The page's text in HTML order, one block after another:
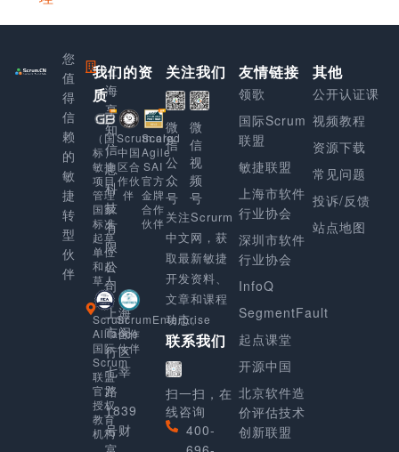
您
值
得
信
赖
的
敏
捷
转
型
伙
伴
上
海
享
知
信
息
科
技
有
限
公
司
上海
市闵
行区
七莘
路
1839
号财
我们的资
质
（国
标）
敏捷
项目
管理
国家
标准
起草
单位
和起
草人
Scrum.org
中国
区合
作伙
伴
Scaled
Agile
SAI
官方
金牌
合作
伙伴
Scrum
Alliance
国际
Scrum
联盟
官方
授权
教育
机构
ScrumEnterprise
合作
伙伴
关注我们
微
信
公
众
号
微
信
视
频
号
关注Scrurm
中文网，获
取最新敏捷
开发资料、
文章和课程
动态。
联系我们
扫一扫，在
线咨询
400-
友情链接
领歌
国际Scrum
联盟
敏捷联盟
上海市软件
行业协会
深圳市软件
行业协会
InfoQ
SegmentFault
起点课堂
开源中国
北京软件造
价评估技术
创新联盟
其他
公开认证课
视频教程
资源下载
常见问题
投诉/反馈
站点地图